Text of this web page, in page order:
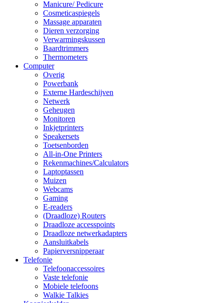
Manicure/ Pedicure
Cosmeticaspiegels
Massage apparaten
Dieren verzorging
Verwarmingskussen
Baardtrimmers
Thermometers
Computer
Overig
Powerbank
Externe Hardeschijven
Netwerk
Geheugen
Monitoren
Inkjetprinters
Speakersets
Toetsenborden
All-in-One Printers
Rekenmachines/Calculators
Laptoptassen
Muizen
Webcams
Gaming
E-readers
(Draadloze) Routers
Draadloze accesspoints
Draadloze netwerkadapters
Aansluitkabels
Papierversnipperaar
Telefonie
Telefoonaccessoires
Vaste telefonie
Mobiele telefoons
Walkie Talkies